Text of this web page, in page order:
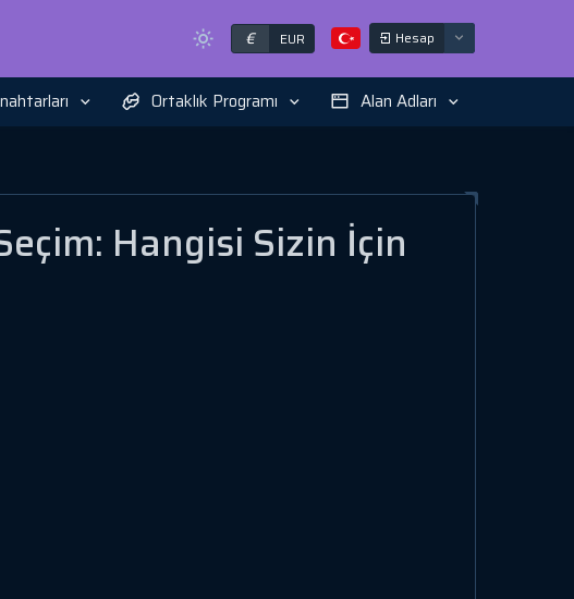
€ EUR Hesap
Ortaklık Programı Alan Adları
Hangisi Sizin İçin